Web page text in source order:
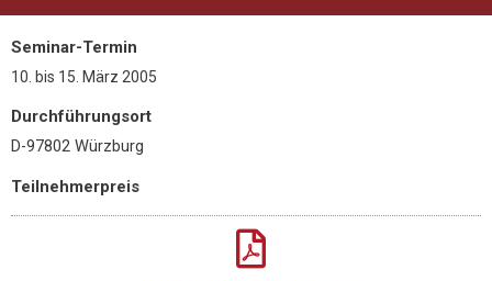
Seminar-Termin
10. bis 15. März 2005
Durchführungsort
D-97802 Würzburg
Teilnehmerpreis